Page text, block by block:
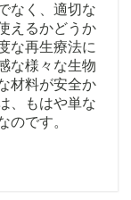
なく、適切な
えるかどうか
な再生療法に
な様々な生物
材料が安全か
、もはや単な
のです。